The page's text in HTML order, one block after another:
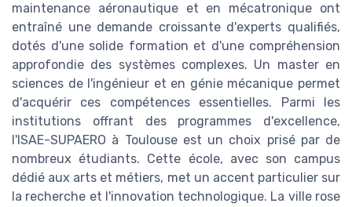
maintenance aéronautique et en mécatronique ont
entraîné une demande croissante d'experts qualifiés,
dotés d'une solide formation et d'une compréhension
approfondie des systèmes complexes. Un master en
sciences de l'ingénieur et en génie mécanique permet
d'acquérir ces compétences essentielles. Parmi les
institutions offrant des programmes d'excellence,
l'ISAE-SUPAERO à Toulouse est un choix prisé par de
nombreux étudiants. Cette école, avec son campus
dédié aux arts et métiers, met un accent particulier sur
la recherche et l'innovation technologique. La ville rose